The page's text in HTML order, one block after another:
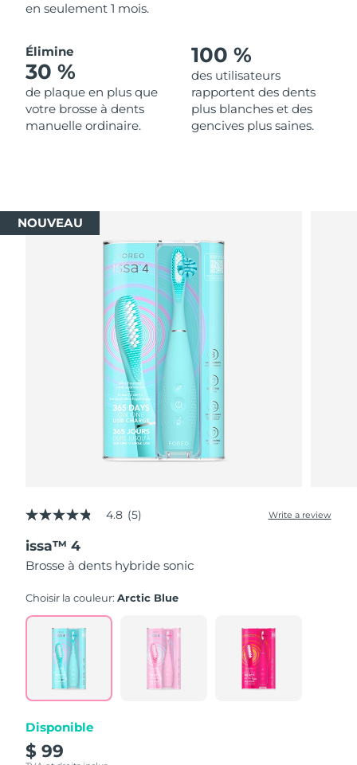
en seulement 1 mois.
Élimine
30 %
de plaque en plus que
votre brosse à dents
manuelle ordinaire.
100 %
des utilisateurs
rapportent des dents
plus blanches et des
gencives plus saines.
NOUVEAU
4.8
of
5
stars,
rating
Read
Reviews.
Same
page
4.8 (5) Write a review
issa™ 4
Brosse à dents hybride sonic
Choisir la couleur:Arctic Blue
Disponible
$ 99